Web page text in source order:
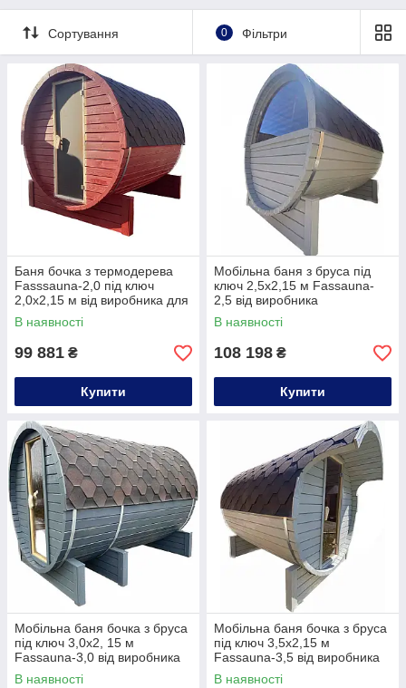
сауни
Сортування
0 Фільтри
Баня бочка з термодерева
Fasssauna-2,0 під ключ
2,0х2,15 м від виробника для
еко-туризму, зеленого
туризму
В наявності
99 881 ₴
Купити
Мобільна баня з бруса під
ключ 2,5х2,15 м Fassauna-
2,5 від виробника
Thermowood Production
В наявності
108 198 ₴
Купити
Мобільна баня бочка з бруса
під ключ 3,0х2, 15 м
Fassauna-3,0 від виробника
Thermowood Production
В наявності
Мобільна баня бочка з бруса
під ключ 3,5х2,15 м
Fassauna-3,5 від виробника
Thermowood Production
В наявності